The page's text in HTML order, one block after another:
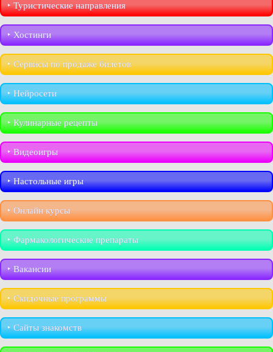
‣︎ Туристические направления
‣︎ Хостинги
‣︎ Сервисы по продаже билетов
‣︎ Нейросети
‣︎ Кулинарные рецепты
‣︎ Видеоигры
‣︎ Настольные игры
‣︎ Онлайн курсы
‣︎ Фармакологические препараты
‣︎ Вакансии
‣︎ Скидочные программы
‣︎ Сайты знакомств